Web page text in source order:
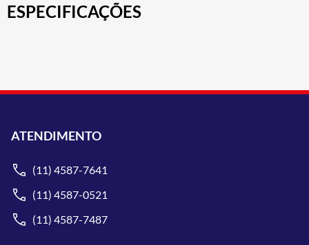
ESPECIFICAÇÕES
ATENDIMENTO
(11) 4587-7641
(11) 4587-0521
(11) 4587-7487